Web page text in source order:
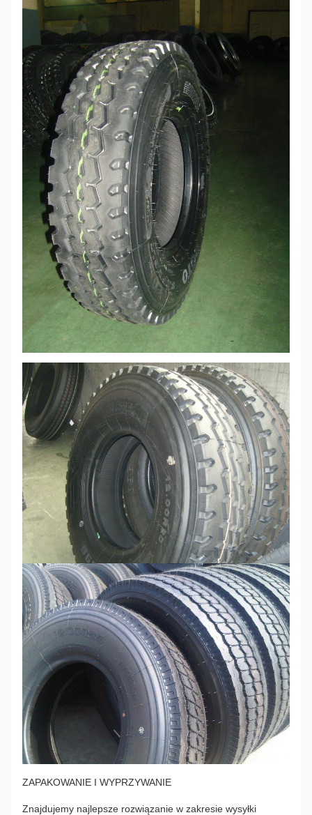
ZAPAKOWANIE I WYPRZYWANIE
Znajdujemy najlepsze rozwiązanie w zakresie wysyłki